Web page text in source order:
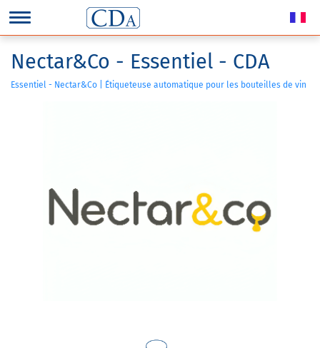
Nectar&Co - Essentiel - CDA
Essentiel - Nectar&Co | Étiqueteuse automatique pour les bouteilles de vin